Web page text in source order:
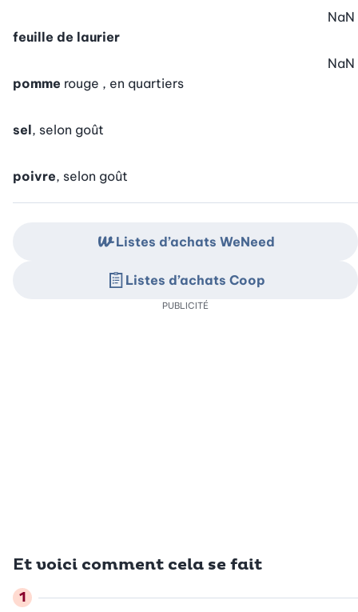
feuille de laurier
NaN
pomme rouge , en quartiers
NaN
sel, selon goût
poivre, selon goût
Et voici comment cela se fait
Listes d’achats WeNeed
Listes d’achats Coop
PUBLICITÉ